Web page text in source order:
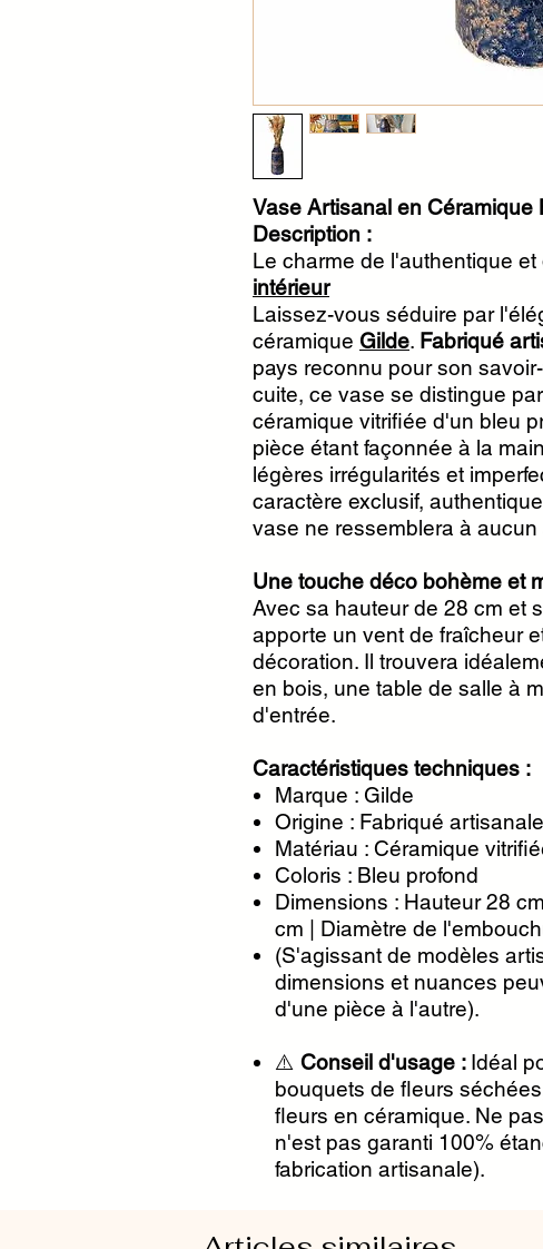
Vase Artisanal en Céramique
Description :
Le charme de l'authentique
intérieur
Laissez-vous séduire par
céramique Gilde. Fabriqué
pays reconnu pour son
cuite, ce vase se distingue
céramique vitrifiée d'un bleu
pièce étant façonnée à la
légères irrégularités et
caractère exclusif,
vase ne ressemblera à aucun
Une touche déco bohème et
Avec sa hauteur de 28 cm et
apporte un vent de fraîcheur
décoration. Il trouvera
en bois, une table de salle à
d'entrée.
Caractéristiques techniques :
Marque : Gilde
Origine : Fabriqué
Matériau : Céramique
Coloris : Bleu profond
Dimensions : Hauteur 28
cm | Diamètre de
(S'agissant de modèles
dimensions et nuances
d'une pièce à l'autre).
⚠️ Conseil d'usage : Idéal
bouquets de fleurs
fleurs en céramique. Ne
n'est pas garanti 100%
fabrication artisanale).